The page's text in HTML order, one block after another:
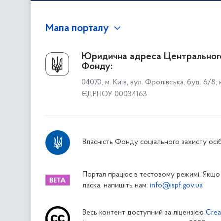
Мапа порталу
Про Фонд
Керівництво
Структура Фонду
Територіальні відділення
Дніпропетровське відділення
Житомирське відділення
Закарпатське відділення
Запорізьке відділення
Юридична адреса
Фонду:
04070, м. Київ, вул. Фролівська, буд. 6/8,
ЄДРПОУ 00034163
Власність Фонду соціального захисту осіб
Портал працює в тестовому режимі. Якщо
ласка, напишіть нам: info@ispf.gov.ua
Весь контент доступний за ліцензією